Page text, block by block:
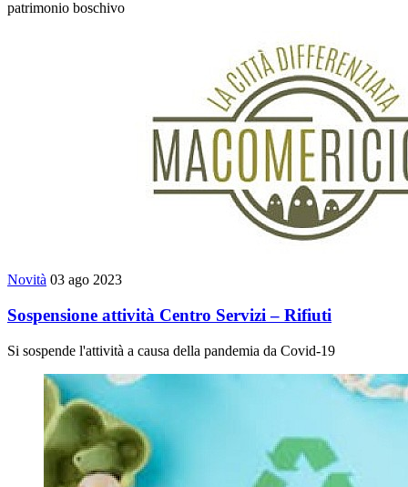
patrimonio boschivo
Novità 03 ago 2023
Sospensione attività Centro Servizi – Rifiuti
Si sospende l'attività a causa della pandemia da Covid-19